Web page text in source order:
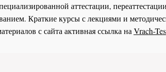
аттестации,
Краткие курсы с лекциями и
с сайта активная ссылка наVrach-